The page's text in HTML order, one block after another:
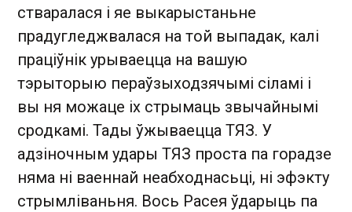
стваралася і яе выкарыстаньне
прадугледжвалася на той выпадак, калі
праціўнік урываецца на вашую
тэрыторыю пераўзыходзячымі сіламі і
вы ня можаце іх стрымаць звычайнымі
сродкамі. Тады ўжываецца ТЯЗ. У
адзіночным удары ТЯЗ проста па горадзе
няма ні ваеннай неабходнасьці, ні эфэкту
стрымліваньня. Вось Расея ўдарыць па